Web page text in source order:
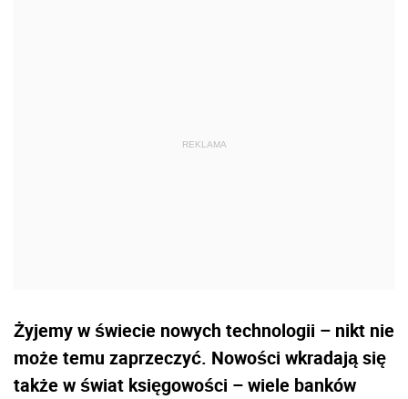
Żyjemy w świecie nowych technologii – nikt nie
może temu zaprzeczyć. Nowości wkradają się
także w świat księgowości – wiele banków